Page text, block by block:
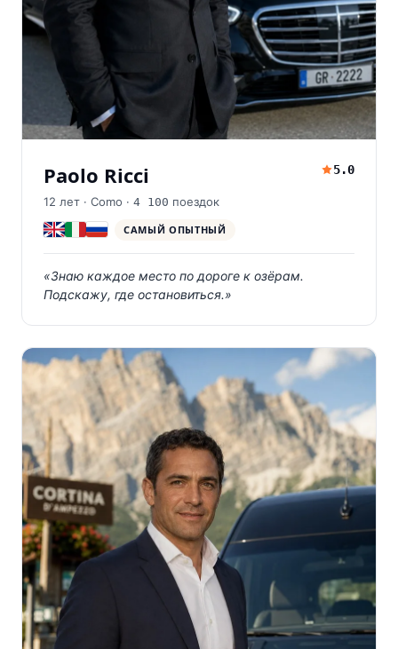
Paolo Ricci
12 лет · Como · 4 100 поездок
5.0
САМЫЙ ОПЫТНЫЙ
«Знаю каждое место по дороге к озёрам.
Подскажу, где остановиться.»